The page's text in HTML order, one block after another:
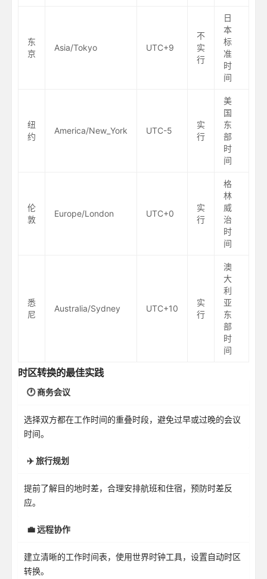
东
京
Asia/Tokyo UTC+9
不
实
行
日
本
标
准
时
间
纽
约
America/New_York UTC-5
实
行
美
国
东
部
时
间
伦
敦
Europe/London UTC+0
实
行
格
林
威
治
时
间
悉
尼
Australia/Sydney UTC+10
实
行
澳
大
利
亚
东
部
时
间
时区转换的最佳实践
🕐 商务会议
选择双方都在工作时间的重叠时段，避免过早或过晚的会议
时间。
✈️ 旅行规划
提前了解目的地时差，合理安排航班和住宿，预防时差反
应。
💼 远程协作
建立清晰的工作时间表，使用世界时钟工具，设置自动时区
转换。